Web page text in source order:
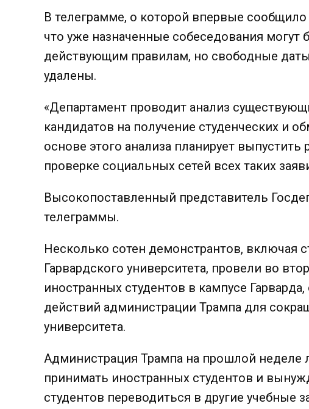
В телеграмме, о которой впервые
что уже назначенные собеседования могут
действующим правилам, но свободные
удалены.
«Департамент проводит анализ
кандидатов на получение студенческих и
основе этого анализа планирует
проверке социальных сетей всех таких
Высокопоставленный представитель
телеграммы.
Несколько сотен демонстрантов, включая
Гарвардского университета, провели во
иностранных студентов в кампусе
действий администрации Трампа для
университета.
Администрация Трампа на прошлой неделе
принимать иностранных студентов и
студентов переводиться в другие учебные